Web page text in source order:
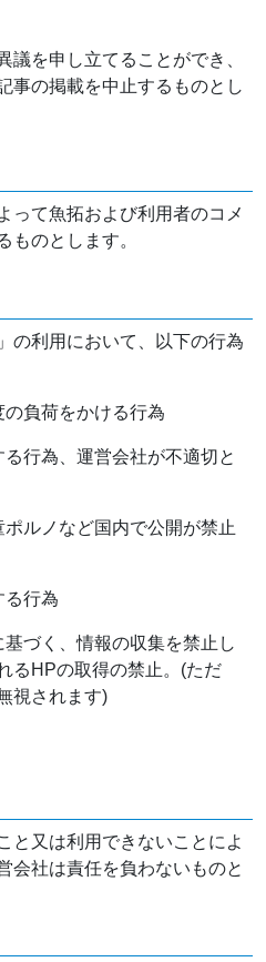
議を申し立てることができ、
事の掲載を中止するものとし
って魚拓および利用者のコメ
ものとします。
の利用において、以下の行為
負荷をかける行為
行為、運営会社が不適切と
ルノなど国内で公開が禁止
る行為
づく、情報の収集を禁止し
るHPの取得の禁止。(ただ
視されます)
と又は利用できないことによ
会社は責任を負わないものと